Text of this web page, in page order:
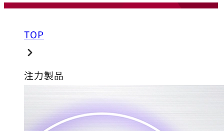
TOP
注力製品